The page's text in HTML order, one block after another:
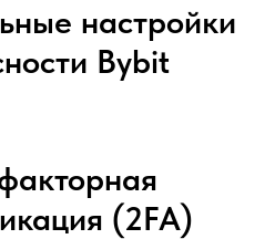
настройки
Bybit
(2FA)